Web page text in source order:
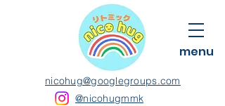
nicohug@googlegroups.com
menu
@nicohugmmk